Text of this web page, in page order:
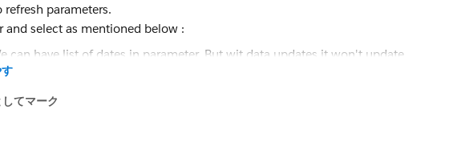
parameters.
and select as mentioned below :
てマーク